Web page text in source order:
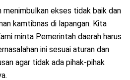
menimbulkan ekses tidak baik dan
kamtibnas di lapangan. Kita
minta Pemerintah daerah harus
ini sesuai aturan dan
agar tidak ada pihak-pihak